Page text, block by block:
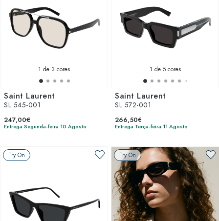
1 de 3 cores
Saint Laurent
SL 545-001
247,00€
Entrega Segunda-feira 10 Agosto
1 de 5 cores
Saint Laurent
SL 572-001
266,50€
Entrega Terça-feira 11 Agosto
Try On Try On